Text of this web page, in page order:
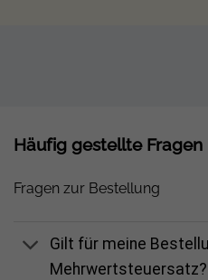
bifaziales
1x Growatt NEXA 2000
7x Erdungsklammer
Häufig gestellte Fragen
Fragen zur Bestellung
Gilt für meine
Mehrwertsteuersatz?